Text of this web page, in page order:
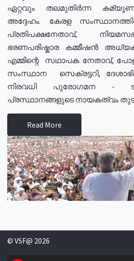
ഏറ്റവും തലമുതിർന്ന
അദ്ദേഹം. കേരള
പ്രതിപക്ഷനേതാവ്,
ഭരണപരിഷ്കാര കമ്മീഷൻ
എമ്മിന്റെ സഥാപക നേതാവ്,
സംസ്ഥാന സെക്രട്ടറി,
നിരവധി പുരോഗമന -
പ്രസ്ഥാനങ്ങളുടെ നായകത്വം
Read More
© VSF@ 2026